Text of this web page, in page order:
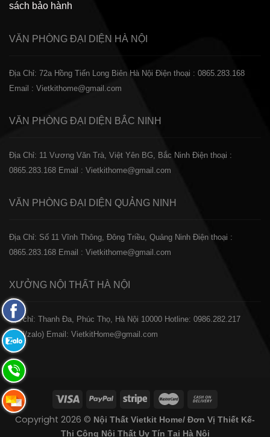
sách bảo hành
VĂN PHÒNG ĐẠI DIỆN HÀ NỘI
Địa Chỉ: 72a Hồng Tiến Long Biên Hà Nội Điện thoại : 0865.283.168
Email : Vietkithome@gmail.com
VĂN PHÒNG ĐẠI DIỆN BẮC NINH
Địa Chỉ: 11 Vương Văn Trà, Việt Yên BG, Bắc Ninh Điện thoại :
0865.283.168 Email : Vietkithome@gmail.com
VĂN PHÒNG ĐẠI DIỆN QUẢNG NINH
Địa Chỉ: Số 11 Vĩnh Thông, Đông Triều, Quảng Ninh Điện thoại :
0865.283.168 Email : Vietkithome@gmail.com
XƯỞNG NỘI THẤT HÀ NỘI
️Địa chỉ: Thanh Đa, Phúc Thọ, Hà Nội 10000 Hotline: 0986.282.217
(Call/zalo) Email: VietkitHome@gmail.com
Copyright 2026 © Nội Thất Vietkit Home/ Đơn Vị Thiết Kế-
Thi Công Nội Thất Uy Tín Tại Hà Nội
Fanpage
Facebook
Zalo:
0865.283.168
Hotline:
0865.283.168
Hotline:
0865.283.168